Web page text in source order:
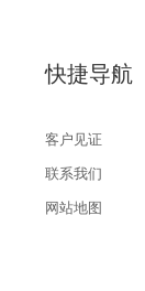
快捷导航
客户见证
联系我们
网站地图